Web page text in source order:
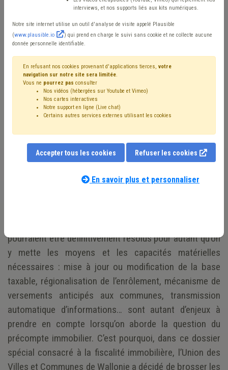
Afin d’assurer leur financement, les pouvoirs locaux ont
recours à de nombreuses sources de recettes fiscales.
Une partie non négligeable de celles-ci provient des
centimes additionnels perçus par les communes et par
les provinces sur le précompte immobilier. Impôt
régional au sens de la loi spéciale de financement, ce
sont avant tout les pouvoirs locaux qui en tirent le plus
de bénéfices, alors que la perception proprement dite de
cet impôt reste une compétence fédérale pour ce qui
pourraient être définitivement résolus pour autant qu’on
y mette les moyens et les capacités matérielles
nécessaires : mise à jour ou modification de la base
taxable, régionalisation de l’enrôlement, mécanisme de
versements anticipés aux communes, transmission
automatique d’informations… sont autant d’enjeux à
prendre en compte lorsqu’on aborde la question du
précompte immobilier. C’est pourquoi, dans ce dossier
spécial consacré à la fiscalité immobilière, l’Union des
Villes et Communes de Wallonie a décidé de brosser les
interviews, et nos supports liés aux kits numériques.
Notre site internet utilise un outil d'analyse de visite appelé Plausible
(www.plausible.io
) qui prend en charge le suivi sans cookie et ne collecte aucune
donnée personnelle identifiable.
En refusant nos cookies provenant d'applications tierces, votre
navigation sur notre site sera limitée.
Vous ne pourrez pas consulter
Nos vidéos (hébergées sur Youtube et Vimeo)
Nos cartes interactives
Notre support en ligne (Live chat)
Certains autres services externes utilisant les cookies
Accepter tous les cookies Refuser les cookies
En savoir plus et personnaliser